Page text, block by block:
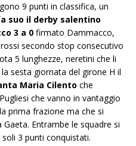
9 punti in classifica, un
suo il derby salentino
3 a 0 firmato Dammacco,
secondo stop consecutivo
5 lunghezze, neretini che li
sesta giornata del girone H il
Maria Cilento che
che vanno in vantaggio
prima frazione ma che si
Entrambe le squadre si
3 punti conquistati.